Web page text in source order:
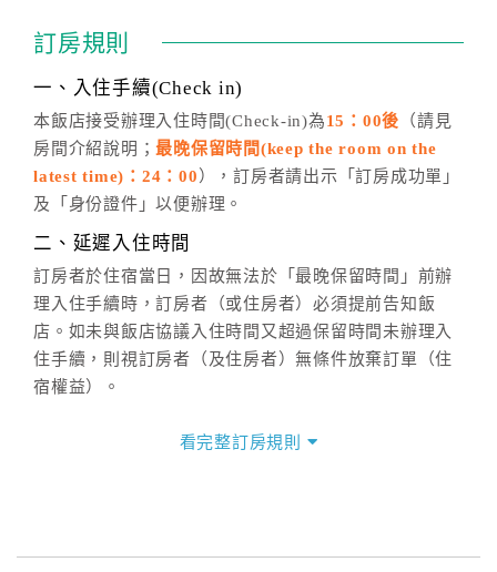
話方式異動訂單。
※非客服時間之申辦異動，皆為次日計算及辦理。
五、客服時間
週一至週日，上午9:00～晚上6:00
六、聯絡方式
(07)9682715 。
訂房規則
一、入住手續(Check in)
本飯店接受辦理入住時間(Check-in)為15：00後 （請見
房間介紹說明；最晚保留時間(keep the room on the
latest time)：24：00 ），訂房者請出示「訂房成功單」
及「身份證件」以便辦理。
二、延遲入住時間
訂房者於住宿當日，因故無法於「最晚保留時間」前辦
理入住手續時，訂房者（或住房者）必須提前告知飯
店。如未與飯店協議入住時間又超過保留時間未辦理入
住手續，則視訂房者（及住房者）無條件放棄訂單（住
宿權益）。
四、訂單異動
看完整訂房規則